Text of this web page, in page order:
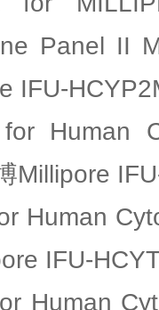
Panel II
IFU-
Human
Millipore
Human
IFU-
Human